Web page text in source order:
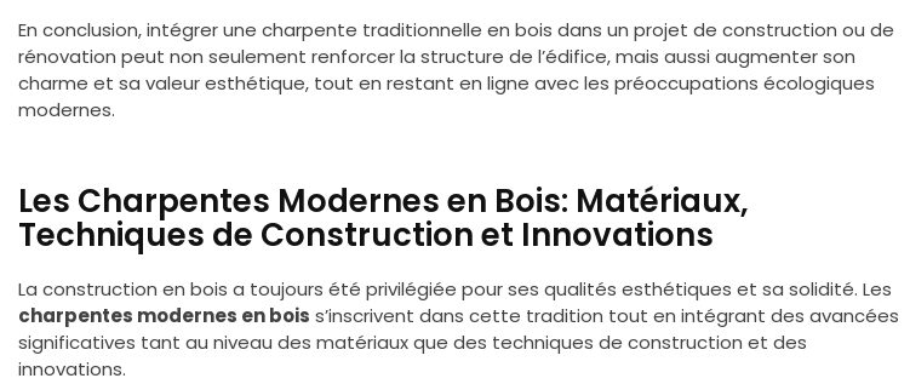
En conclusion, intégrer une charpente traditionnelle en bois dans un projet de construction ou de
rénovation peut non seulement renforcer la structure de l’édifice, mais aussi augmenter son
charme et sa valeur esthétique, tout en restant en ligne avec les préoccupations écologiques
modernes.
Les Charpentes Modernes en Bois: Matériaux,
Techniques de Construction et Innovations
La construction en bois a toujours été privilégiée pour ses qualités esthétiques et sa solidité. Les
charpentes modernes en bois s’inscrivent dans cette tradition tout en intégrant des avancées
significatives tant au niveau des matériaux que des techniques de construction et des
innovations.